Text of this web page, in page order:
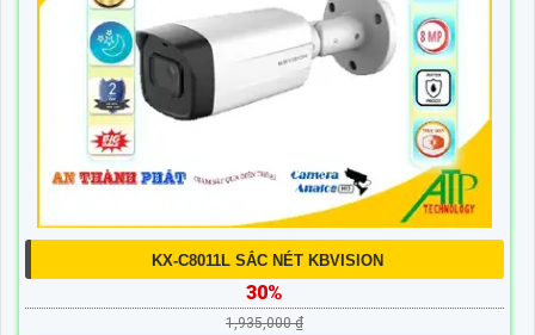
KX-C8011L SẮC NÉT KBVISION
30%
1,935,000 ₫